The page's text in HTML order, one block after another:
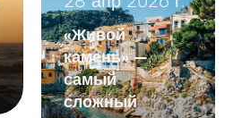
«Живой
камень» —
самый
сложный